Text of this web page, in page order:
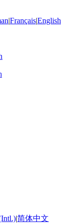
|Français|English
|简体中文